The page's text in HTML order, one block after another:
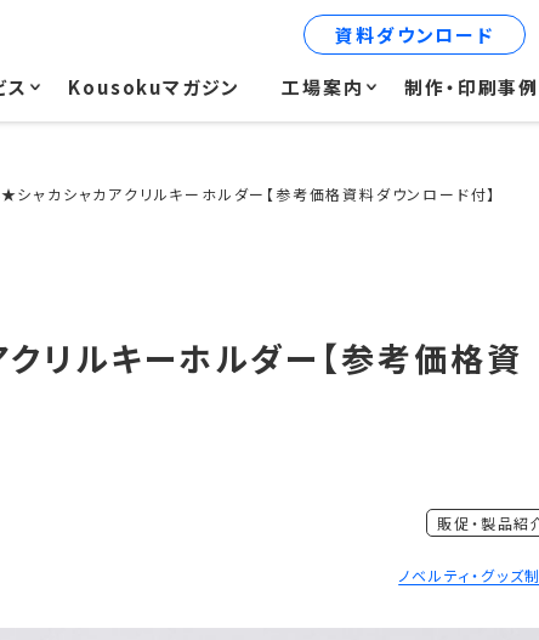
ス Kousokuマガジン 工場案内 制作・印刷事例
資料ダウンロード
シャカシャカアクリルキーホルダー【参考価格資料ダウンロード付】
リルキーホルダー【参考価格資
販促・製品紹
ノベルティ・グッズ